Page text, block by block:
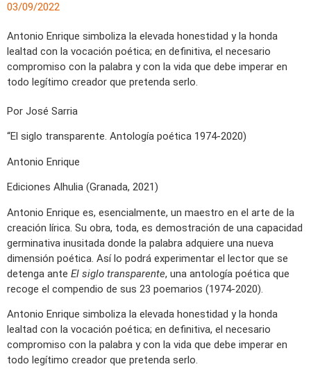
03/09/2022
Antonio Enrique simboliza la elevada honestidad y la honda
lealtad con la vocación poética; en definitiva, el necesario
compromiso con la palabra y con la vida que debe imperar en
todo legítimo creador que pretenda serlo.
Por José Sarria
“El siglo transparente. Antología poética 1974-2020)
Antonio Enrique
Ediciones Alhulia (Granada, 2021)
Antonio Enrique es, esencialmente, un maestro en el arte de la
creación lírica. Su obra, toda, es demostración de una capacidad
germinativa inusitada donde la palabra adquiere una nueva
dimensión poética. Así lo podrá experimentar el lector que se
detenga ante El siglo transparente, una antología poética que
recoge el compendio de sus 23 poemarios (1974-2020).
Antonio Enrique simboliza la elevada honestidad y la honda
lealtad con la vocación poética; en definitiva, el necesario
compromiso con la palabra y con la vida que debe imperar en
todo legítimo creador que pretenda serlo.